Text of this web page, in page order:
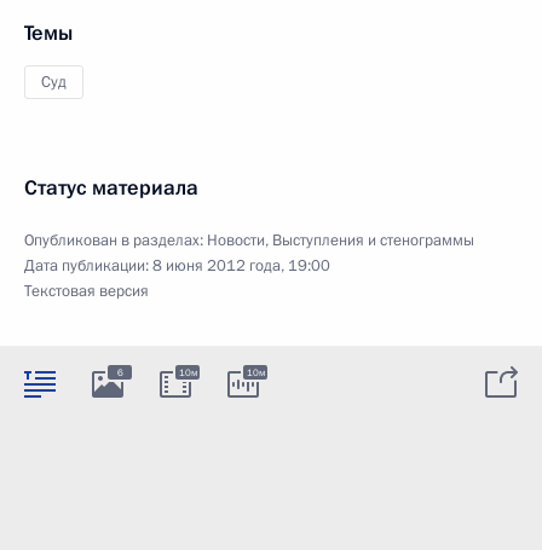
Темы
Суд
Статус материала
Опубликован в разделах: Новости, Выступления и стенограммы
Дата публикации:8 июня 2012 года, 19:00
Текстовая версия
6 10м 10м